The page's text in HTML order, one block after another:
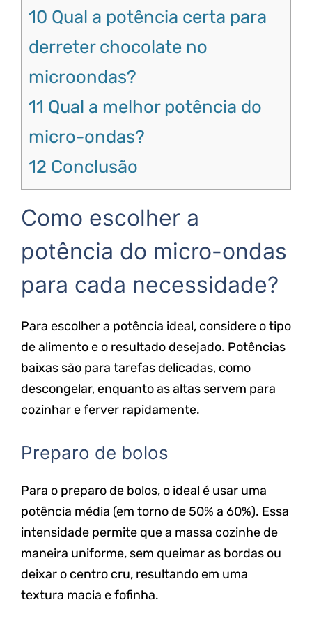
10 Qual a potência certa para
derreter chocolate no
microondas?
11 Qual a melhor potência do
micro-ondas?
12 Conclusão
Como escolher a
potência do micro-ondas
para cada necessidade?
Para escolher a potência ideal, considere o tipo
de alimento e o resultado desejado. Potências
baixas são para tarefas delicadas, como
descongelar, enquanto as altas servem para
cozinhar e ferver rapidamente.
Preparo de bolos
Para o preparo de bolos, o ideal é usar uma
potência média (em torno de 50% a 60%). Essa
intensidade permite que a massa cozinhe de
maneira uniforme, sem queimar as bordas ou
deixar o centro cru, resultando em uma
textura macia e fofinha.